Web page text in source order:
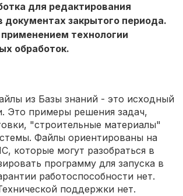
для редактирования
документах закрытого периода.
технологии
обработок.
из Базы знаний - это исходный
Это примеры решения задач,
"строительные материалы"
Файлы ориентированы на
которые могут разобраться в
программу для запуска в
работоспособности нет.
поддержки нет.